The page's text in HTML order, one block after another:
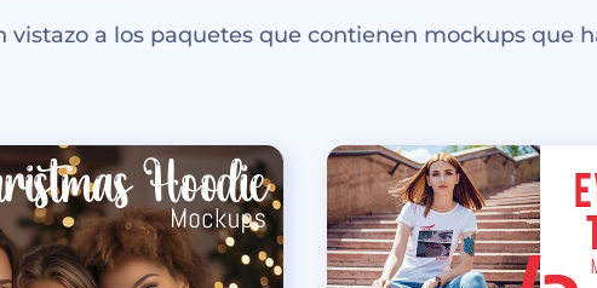
vistazo a los paquetes que contienen mockups que